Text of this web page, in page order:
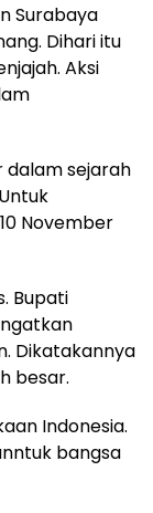
Surabaya
Dihari itu
Aksi
dalam sejarah
November
Bupati
Dikatakannya
besar.
Indonesia.
bangsa